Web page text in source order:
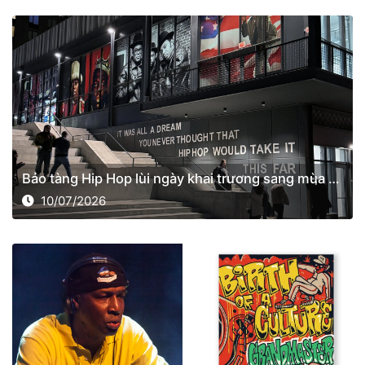
Bảo tàng Hip Hop lùi ngày khai trương sang mùa xuân năm 2027
10/07/2026